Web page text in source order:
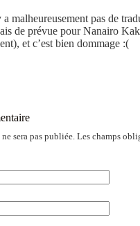
a malheureusement pas de
de prévue pour Nanairo
et c’est bien dommage :(
sera pas publiée. Les champs